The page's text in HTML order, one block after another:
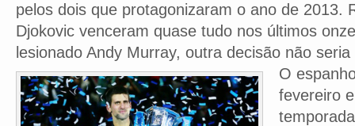
pelos dois que protagonizaram o ano de 2013.
Djokovic venceram quase tudo nos últimos
lesionado Andy Murray, outra decisão não
O
fevereiro